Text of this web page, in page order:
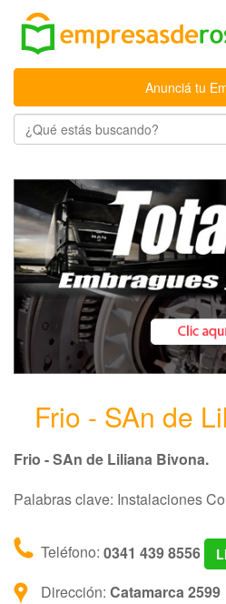
Anunciá tu
Frio - SAn de
Frio - SAn de Liliana Bivona.
Palabras clave: Instalaciones
Teléfono: 0341 439 8556
Dirección: Catamarca 2599